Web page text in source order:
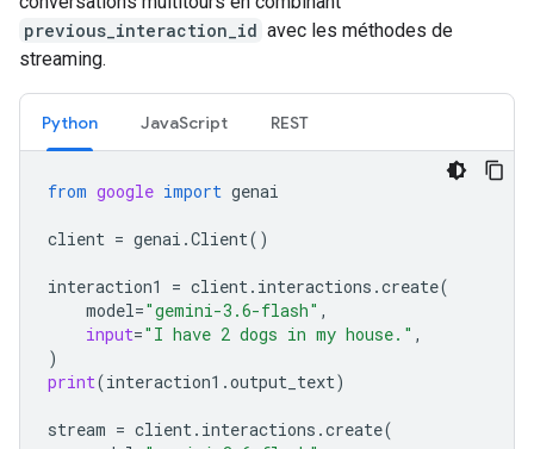
previous_interaction_id avec les méthodes de
streaming.
Python JavaScript REST
from google import genai
client = genai .Client()
interaction1 = client. interactions .create(
model="gemini-3.6-flash" ,
input="I have 2 dogs in my house." ,
)
print(interaction1 .output_text)
stream = client. interactions .create(